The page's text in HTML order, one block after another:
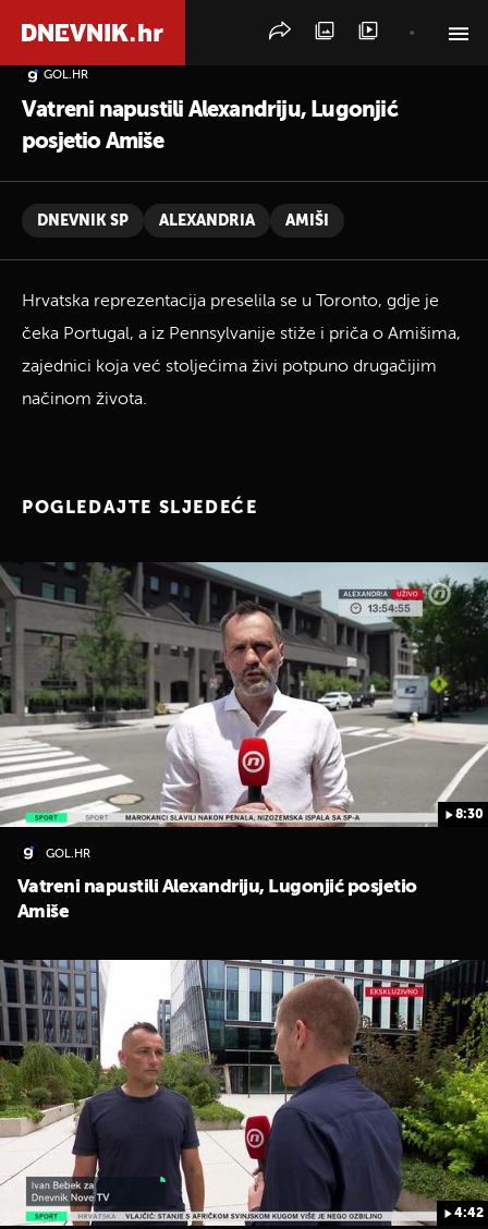
GOL.HR
Vatreni napustili Alexandriju, Lugonjić
posjetio Amiše
DNEVNIK SP ALEXANDRIA AMIŠI
Hrvatska reprezentacija preselila se u Toronto, gdje je
čeka Portugal, a iz Pennsylvanije stiže i priča o Amišima,
zajednici koja već stoljećima živi potpuno drugačijim
načinom života.
POGLEDAJTE SLJEDEĆE
8:30
GOL.HR
Vatreni napustili Alexandriju, Lugonjić posjetio
Amiše
4:42
PRETRAŽITE VIJESTI